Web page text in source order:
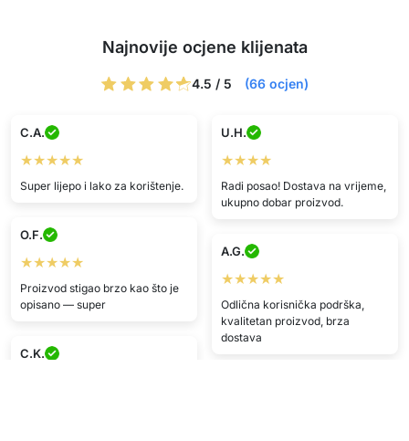
Najnovije ocjene klijenata
4.5 / 5 (66 ocjen)
C.A.
★★★★★
Super lijepo i lako za korištenje.
U.H.
★★★★
Radi posao! Dostava na vrijeme,
ukupno dobar proizvod.
O.F.
★★★★★
Proizvod stigao brzo kao što je
opisano — super
A.G.
★★★★★
Odlična korisnička podrška,
kvalitetan proizvod, brza
dostava
C.K.